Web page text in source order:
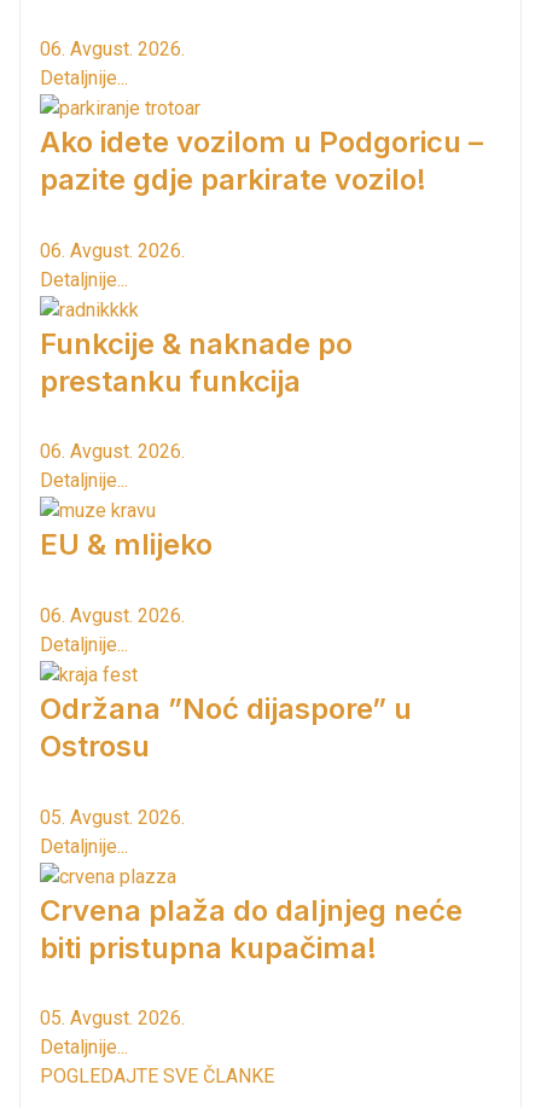
06. Avgust. 2026.
Detaljnije...
Ako idete vozilom u Podgoricu –
pazite gdje parkirate vozilo!
06. Avgust. 2026.
Detaljnije...
Funkcije & naknade po
prestanku funkcija
06. Avgust. 2026.
Detaljnije...
EU & mlijeko
06. Avgust. 2026.
Detaljnije...
Održana ”Noć dijaspore” u
Ostrosu
05. Avgust. 2026.
Detaljnije...
Crvena plaža do daljnjeg neće
biti pristupna kupačima!
05. Avgust. 2026.
Detaljnije...
POGLEDAJTE SVE ČLANKE